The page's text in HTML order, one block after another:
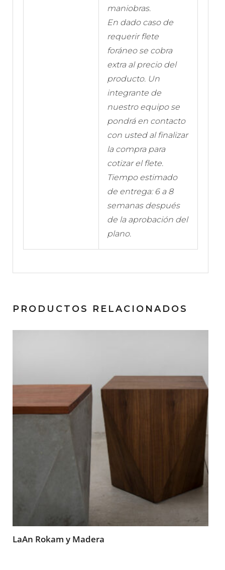
maniobras.
En dado caso de
requerir flete
foráneo se cobra
extra al precio del
producto. Un
integrante de
nuestro equipo se
pondrá en contacto
con usted al finalizar
la compra para
cotizar el flete.
Tiempo estimado
de entrega: 6 a 8
semanas después
de la aprobación del
plano.
PRODUCTOS RELACIONADOS
LaAn Rokam y Madera